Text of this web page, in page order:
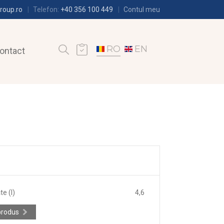
Telefon: +40 356 100 449 Contul meu
RO EN
(l) 4,6